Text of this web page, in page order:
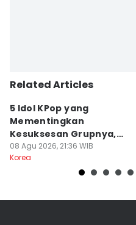
Related Articles
5 Idol KPop yang
Mementingkan
Kesuksesan Grupnya,
Ada Jisoo BLACKPINK
08 Agu 2026, 21:36 WIB
Korea